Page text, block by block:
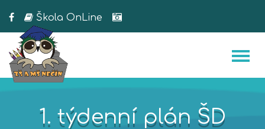
Škola OnLine
1. týdenní plán ŠD